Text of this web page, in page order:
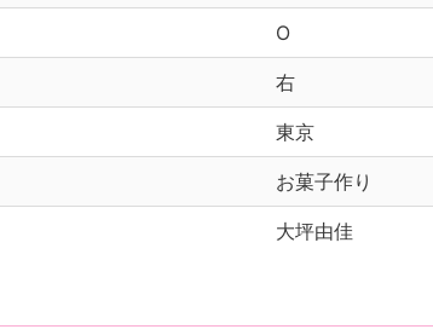
O
右
東京
お菓子作り
大坪由佳